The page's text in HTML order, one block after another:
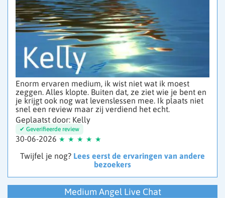
Enorm ervaren medium, ik wist niet wat ik moest
zeggen. Alles klopte. Buiten dat, ze ziet wie je bent en
je krijgt ook nog wat levenslessen mee. Ik plaats niet
snel een review maar zij verdiend het echt.
Geplaatst door: Kelly
30-06-2026
Twijfel je nog? Lees eerst de ervaringen van andere
bezoekers
Medium Angel Live Chat